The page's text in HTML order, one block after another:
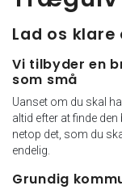
Lad os
Vi tilbyder en
som små
Uanset om du skal
altid efter at finde
netop det, som du
endelig.
Grundig